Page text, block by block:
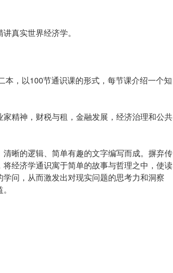
真实世界经济学。
，以100节通识课的形式，每节课介绍一个知
精神，财税与租，金融发展，经济治理和公共
晰的逻辑、简单有趣的文字编写而成。摒弃传
经济学通识寓于简单的故事与哲理之中，使读
问，从而激发出对现实问题的思考力和洞察